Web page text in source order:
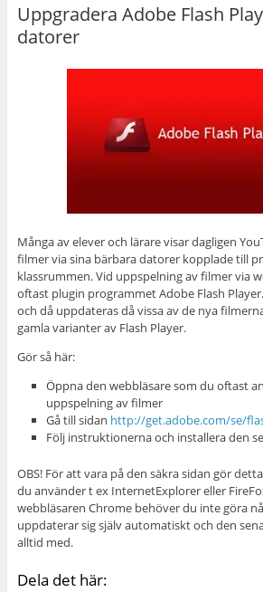
Uppgradera Adobe Flash
datorer
Många av elever och lärare visar dagligen
filmer via sina bärbara datorer kopplade till
klassrummen. Vid uppspelning av filmer via
oftast plugin programmet Adobe Flash
och då uppdateras då vissa av de nya
gamla varianter av Flash Player.
Gör så här:
Öppna den webbläsare som du oftast
uppspelning av filmer
Gå till sidan http://get.adobe.com/se/
Följ instruktionerna och installera den
OBS! För att vara på den säkra sidan gör
du använder t ex InternetExplorer eller
webbläsaren Chrome behöver du inte göra
uppdaterar sig själv automatiskt och den
alltid med.
Dela det här: